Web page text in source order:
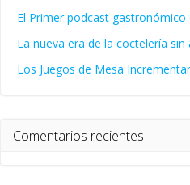
El Primer podcast gastronómico
La nueva era de la coctelería sin
Los Juegos de Mesa
Comentarios recientes